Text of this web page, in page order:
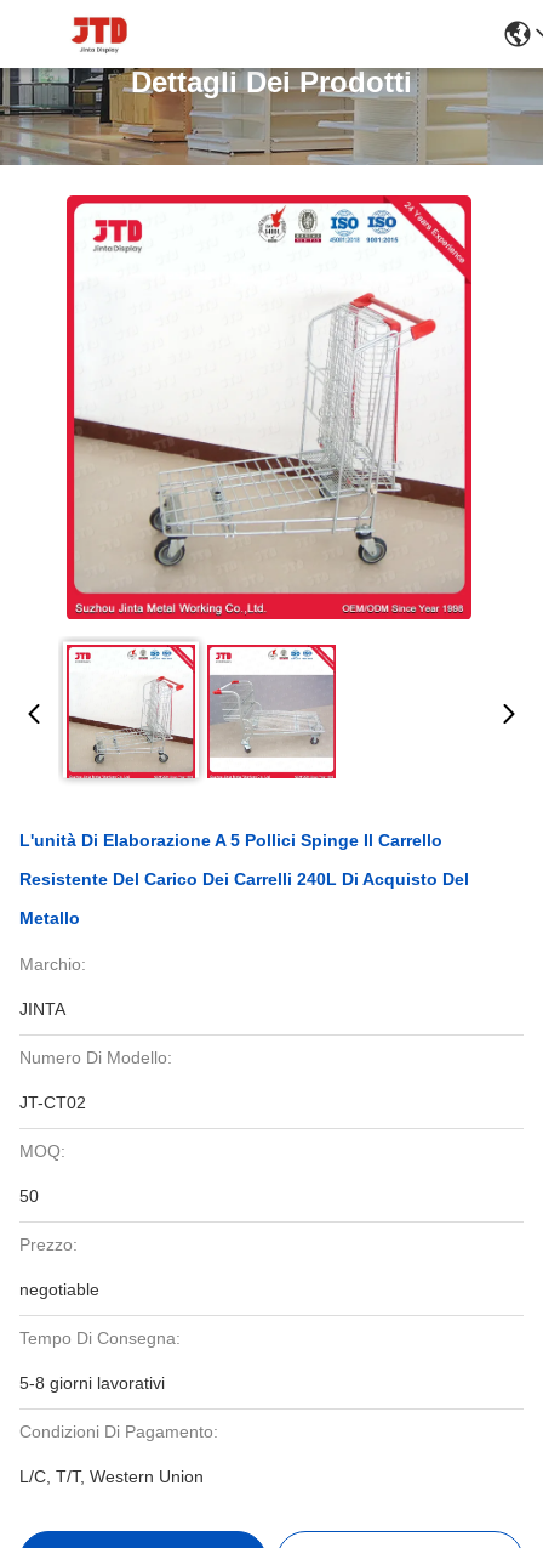
Dettagli Dei Prodotti
L'unità Di Elaborazione A 5 Pollici Spinge Il Carrello
Resistente Del Carico Dei Carrelli 240L Di Acquisto Del
Metallo
Marchio:
JINTA
Numero Di Modello:
JT-CT02
MOQ:
50
Prezzo:
negotiable
Tempo Di Consegna:
5-8 giorni lavorativi
Condizioni Di Pagamento:
L/C, T/T, Western Union